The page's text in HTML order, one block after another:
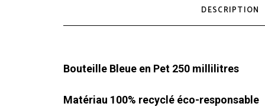
DESCRIPTION
Bouteille Bleue en Pet 250 millilitres
Matériau 100% recyclé éco-responsable